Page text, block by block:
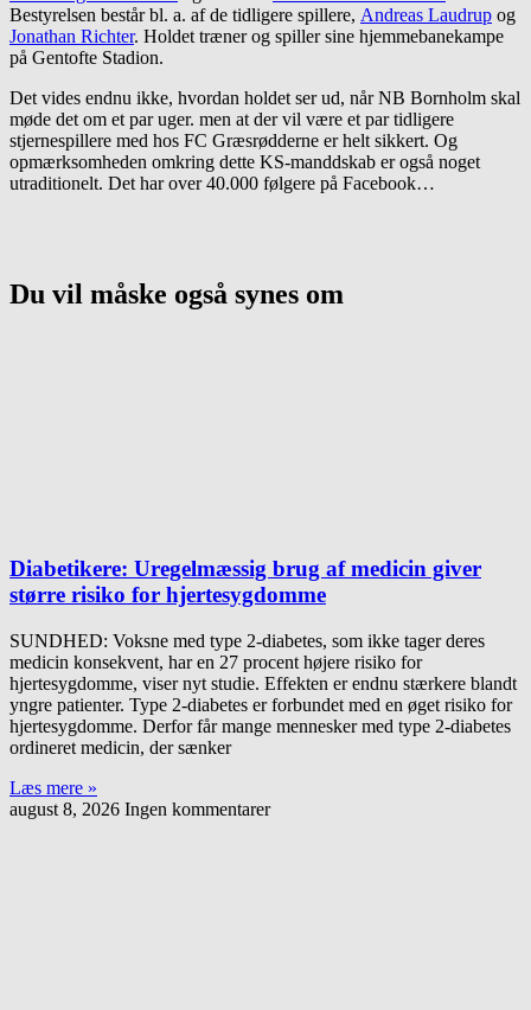
Bestyrelsen består bl. a. af de tidligere spillere, Andreas Laudrup og
Jonathan Richter. Holdet træner og spiller sine hjemmebanekampe
på Gentofte Stadion.
Det vides endnu ikke, hvordan holdet ser ud, når NB Bornholm skal
møde det om et par uger. men at der vil være et par tidligere
stjernespillere med hos FC Græsrødderne er helt sikkert. Og
opmærksomheden omkring dette KS-manddskab er også noget
utraditionelt. Det har over 40.000 følgere på Facebook…
Du vil måske også synes om
Diabetikere: Uregelmæssig brug af medicin giver
større risiko for hjertesygdomme
SUNDHED: Voksne med type 2-diabetes, som ikke tager deres
medicin konsekvent, har en 27 procent højere risiko for
hjertesygdomme, viser nyt studie. Effekten er endnu stærkere blandt
yngre patienter. Type 2-diabetes er forbundet med en øget risiko for
hjertesygdomme. Derfor får mange mennesker med type 2-diabetes
ordineret medicin, der sænker
Læs mere »
august 8, 2026 Ingen kommentarer